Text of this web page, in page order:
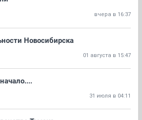
вчера в 16:37
Новосибирска
01 августа в 15:47
31 июля в 04:11